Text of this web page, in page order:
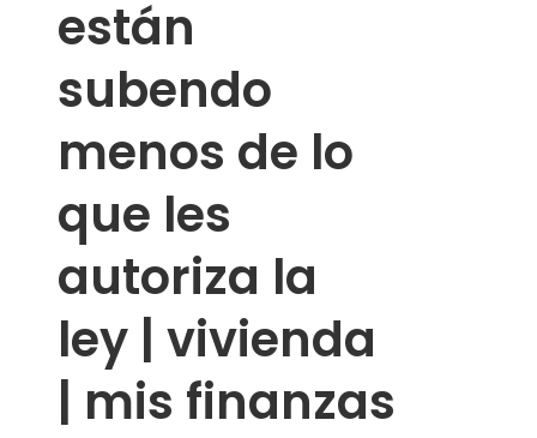
están
subendo
menos de lo
que les
autoriza la
ley | vivienda
| mis finanzas